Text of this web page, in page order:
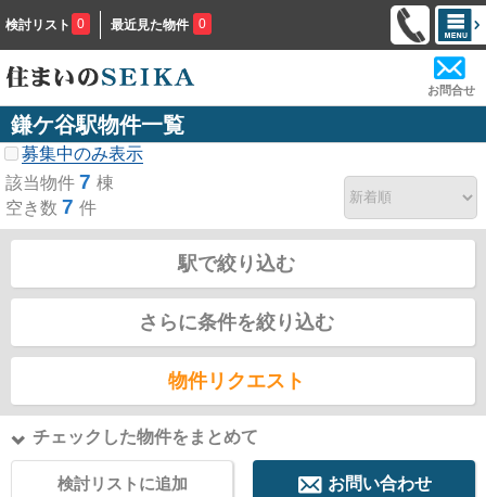
検討リスト 0 最近見た物件 0
お問合せ
鎌ケ谷駅物件一覧
募集中のみ表示
該当物件 7 棟
空き数 7 件
駅で絞り込む
さらに条件を絞り込む
物件リクエスト
チェックした物件をまとめて
検討リストに追加 お問い合わせ